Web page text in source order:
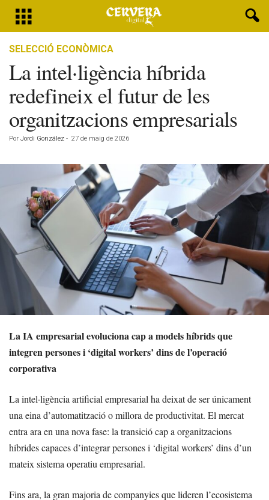
SELECCIÓ ECONÒMICA
La intel·ligència híbrida
redefineix el futur de les
organitzacions empresarials
Por Jordi González - 27 de maig de 2026
La IA empresarial evoluciona cap a models híbrids que
integren persones i ‘digital workers’ dins de l’operació
corporativa
La intel·ligència artificial empresarial ha deixat de ser únicament
una eina d’automatització o millora de productivitat. El mercat
entra ara en una nova fase: la transició cap a organitzacions
híbrides capaces d’integrar persones i ‘digital workers’ dins d’un
mateix sistema operatiu empresarial.
Fins ara, la gran majoria de companyies que lideren l’ecosistema